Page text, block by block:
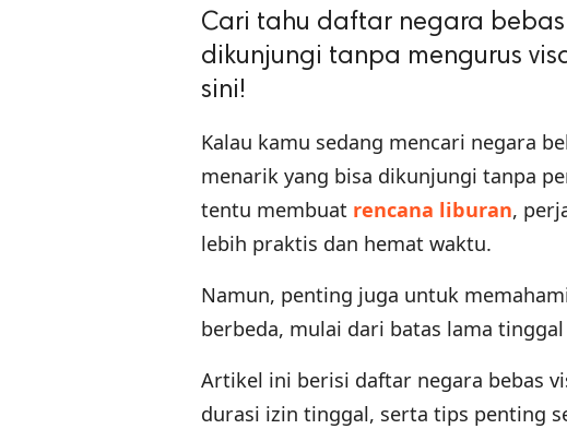
Cari tahu daftar negara
dikunjungi tanpa mengurus
sini!
Kalau kamu sedang mencari negara
menarik yang bisa dikunjungi tanpa
tentu membuat rencana liburan,
lebih praktis dan hemat waktu.
Namun, penting juga untuk
berbeda, mulai dari batas lama
Artikel ini berisi daftar negara bebas
durasi izin tinggal, serta tips penting